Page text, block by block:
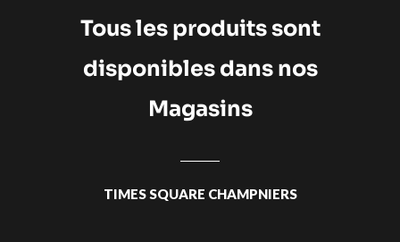
Tous les produits sont
disponibles dans nos
Magasins
TIMES SQUARE CHAMPNIERS